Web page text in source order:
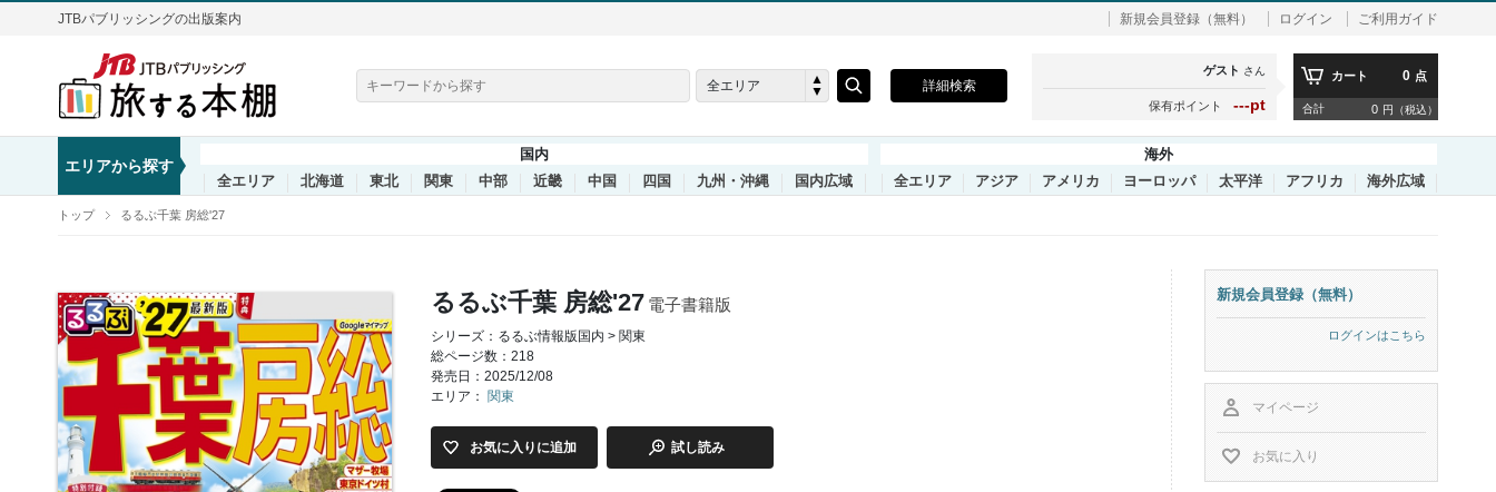
JTBパブリッシングの出版案内 新規会員登録（無料） ログイン ご利用ガイド
全エリア 詳細検索
ゲスト さん
保有ポイント ---pt
カート 0 点
合計 0 円（税込）
エリアから探す
国内
全エリア
北海道 東北 関東 中部 近畿 中国 四国 九州・沖縄 国内広域
海外
全エリア
アジア アメリカ ヨーロッパ 太平洋 アフリカ 海外広域
トップ るるぶ千葉 房総'27
るるぶ千葉 房総'27 電子書籍版
シリーズ：るるぶ情報版国内 > 関東
総ページ数：218
発売日：2025/12/08
エリア： 関東
お気に入りに追加 試し読み
新規会員登録（無料）
ログインはこちら
マイページ
お気に入り